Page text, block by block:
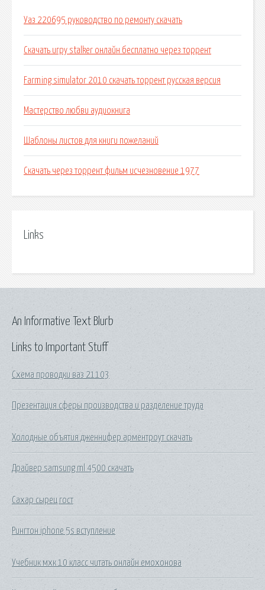
Уаз 220695 руководство по ремонту скачать
Скачать игру stalker онлайн бесплатно через торрент
Farming simulator 2010 скачать торрент русская версия
Мастерство любви аудиокнига
Шаблоны листов для книги пожеланий
Скачать через торрент фильм исчезновение 1977
Links
Links to Important Stuff
Схема проводки ваз 21103
Презентация сферы производства и разделение труда
Холодные объятия дженнифер арментроут скачать
Драйвер samsung ml 4500 скачать
Сахар сырец гост
Рингтон iphone 5s вступление
Учебник мхк 10 класс читать онлайн емохонова
An Informative Text Blurb